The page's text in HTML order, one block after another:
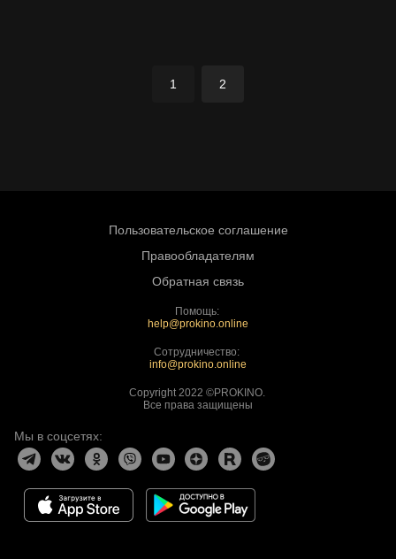
1 2
Пользовательское соглашение
Правообладателям
Обратная связь
Помощь:
help@prokino.online
Сотрудничество:
info@prokino.online
Copyright 2022 ©PROKINO.
Все права защищены
Мы в соцсетях: